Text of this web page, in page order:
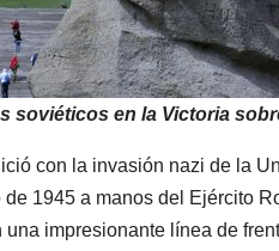
soviéticos en la Victoria
con la invasión nazi de la
1945 a manos del Ejército
impresionante línea de